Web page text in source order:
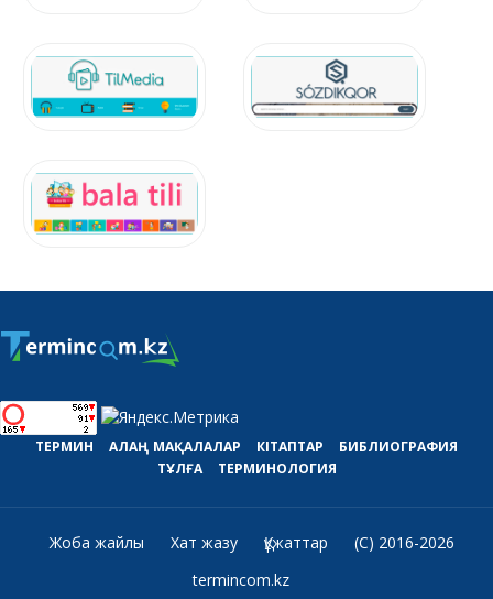
ТЕРМИН АЛАҢ МАҚАЛАЛАР КІТАПТАР
БИБЛИОГРАФИЯ
ТҰЛҒА
ТЕРМИНОЛОГИЯ
Жоба жайлы Хат жазу Құжаттар
(C) 2016-2026
termincom.kz